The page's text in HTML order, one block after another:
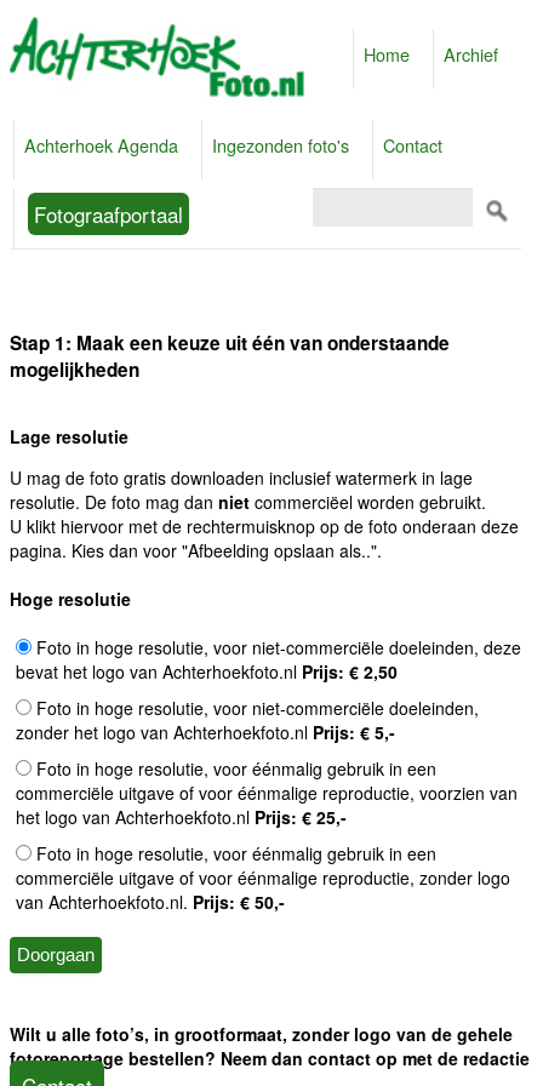
Home Archief
Achterhoek Agenda Ingezonden foto's Contact
Fotograafportaal
Stap 1: Maak een keuze uit één van onderstaande
mogelijkheden
Lage resolutie
U mag de foto gratis downloaden inclusief watermerk in lage
resolutie. De foto mag dan niet commerciëel worden gebruikt.
U klikt hiervoor met de rechtermuisknop op de foto onderaan deze
pagina. Kies dan voor "Afbeelding opslaan als..".
Hoge resolutie
Foto in hoge resolutie, voor niet-commerciële doeleinden, deze
bevat het logo van Achterhoekfoto.nl Prijs: € 2,50
Foto in hoge resolutie, voor niet-commerciële doeleinden,
zonder het logo van Achterhoekfoto.nl Prijs: € 5,-
Foto in hoge resolutie, voor éénmalig gebruik in een
commerciële uitgave of voor éénmalige reproductie, voorzien van
het logo van Achterhoekfoto.nl Prijs: € 25,-
Foto in hoge resolutie, voor éénmalig gebruik in een
commerciële uitgave of voor éénmalige reproductie, zonder logo
van Achterhoekfoto.nl. Prijs: € 50,-
Wilt u alle foto’s, in grootformaat, zonder logo van de gehele
fotoreportage bestellen? Neem dan contact op met de redactie